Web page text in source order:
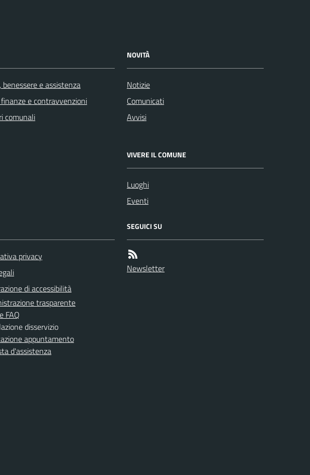
benessere e assistenza
finanze e contravvenzioni
comunali
NOVITÀ
Notizie
Comunicati
Avvisi
VIVERE IL COMUNE
Luoghi
Eventi
privacy
di accessibilità
trasparente
FAQ
disservizio
appuntamento
d'assistenza
SEGUICI SU
Newsletter